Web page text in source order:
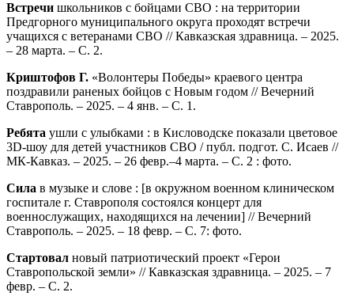
Встречи школьников с бойцами СВО : на территории
Предгорного муниципального округа проходят встречи
учащихся с ветеранами СВО // Кавказская здравница. – 2025.
– 28 марта. – С. 2.
Криштофов Г. «Волонтеры Победы» краевого центра
поздравили раненых бойцов с Новым годом // Вечерний
Ставрополь. – 2025. – 4 янв. – С. 1.
Ребята ушли с улыбками : в Кисловодске показали цветовое
3D-шоу для детей участников СВО / публ. подгот. С. Исаев //
МК-Кавказ. – 2025. – 26 февр.–4 марта. – С. 2 : фото.
Сила в музыке и слове : [в окружном военном клиническом
госпитале г. Ставрополя состоялся концерт для
военнослужащих, находящихся на лечении] // Вечерний
Ставрополь. – 2025. – 18 февр. – С. 7: фото.
Стартовал новый патриотический проект «Герои
Ставропольской земли» // Кавказская здравница. – 2025. – 7
февр. – С. 2.